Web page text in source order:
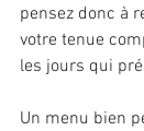
pensez donc à
votre tenue
les jours qui
Un menu bien